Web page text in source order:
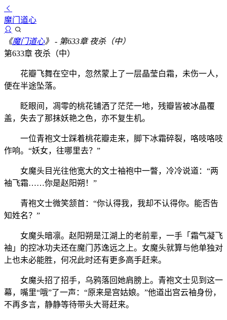
魔门道心
《魔门道心》
- 第633章 夜杀（中）
第633章 夜杀（中）
花瓣飞舞在空中，忽然蒙上了一层晶莹白霜，未伤一人，
便在半途坠落。
眨眼间，凋零的桃花铺洒了茫茫一地，残瓣皆被冰晶覆
盖，失去了那抹妖艳之色，亦不复生机。
一位青袍文士踩着桃花瓣走来，脚下冰霜碎裂，咯吱咯吱
作响。“妖女，往哪里去？”
女魔头目光往他宽大的文士袖袍中一瞥，冷冷说道：“两
袖飞霜……你是赵阳朔！”
青袍文士微笑颔首：“你认得我，我却不认得你。能否告
知姓名？”
女魔头暗凛。赵阳朔是江湖上的老前辈，一手「霜气凝飞
袖」的控冰功夫还在魔门苏逸远之上。女魔头就算与他单独对
上也未必能胜，何况此时还有更多高手赶来。
女魔头招了招手，乌鸦落回她肩膀上。青袍文士见到这一
幕，嘴里“哦”了一声：“原来是宫姑娘。”他道出宫云袖身份，
不再多言，静静等待带头大哥赶来。